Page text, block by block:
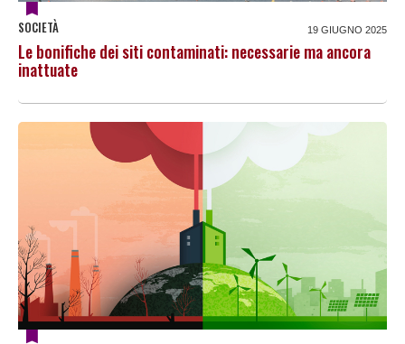
SOCIETÀ 19 GIUGNO 2025
Le bonifiche dei siti contaminati: necessarie ma ancora
inattuate